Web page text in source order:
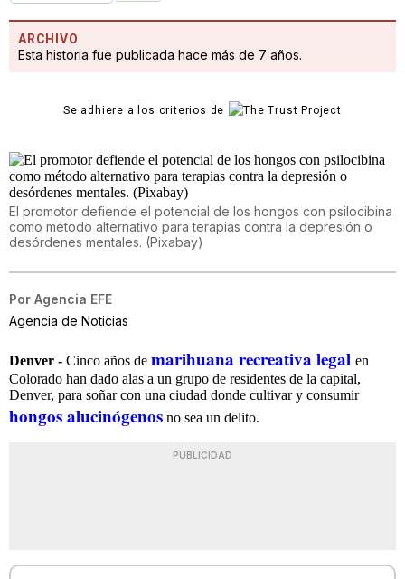
ARCHIVO
Esta historia fue publicada hace más de 7 años.
Se adhiere a los criterios de
El promotor defiende el potencial de los hongos con psilocibina
como método alternativo para terapias contra la depresión o
desórdenes mentales. (Pixabay)
Por Agencia EFE
Agencia de Noticias
Denver - Cinco años de marihuana recreativa legal en
Colorado han dado alas a un grupo de residentes de la capital,
Denver, para soñar con una ciudad donde cultivar y consumir
hongos alucinógenos no sea un delito.
PUBLICIDAD